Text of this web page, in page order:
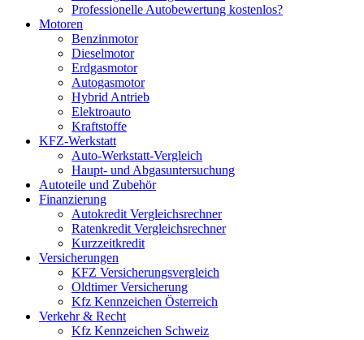
Professionelle Autobewertung kostenlos?
Motoren
Benzinmotor
Dieselmotor
Erdgasmotor
Autogasmotor
Hybrid Antrieb
Elektroauto
Kraftstoffe
KFZ-Werkstatt
Auto-Werkstatt-Vergleich
Haupt- und Abgasuntersuchung
Autoteile und Zubehör
Finanzierung
Autokredit Vergleichsrechner
Ratenkredit Vergleichsrechner
Kurzzeitkredit
Versicherungen
KFZ Versicherungsvergleich
Oldtimer Versicherung
Kfz Kennzeichen Österreich
Verkehr & Recht
Kfz Kennzeichen Schweiz